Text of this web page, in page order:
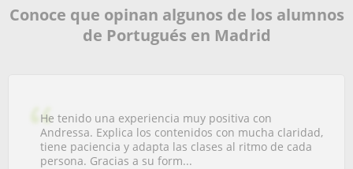
Conoce que opinan algunos de los alumnos
de Portugués en Madrid
He tenido una experiencia muy positiva con
Andressa. Explica los contenidos con mucha claridad,
tiene paciencia y adapta las clases al ritmo de cada
persona. Gracias a su form...